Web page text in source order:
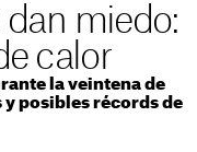
dan miedo:
calor
la veintena de
posibles récords de